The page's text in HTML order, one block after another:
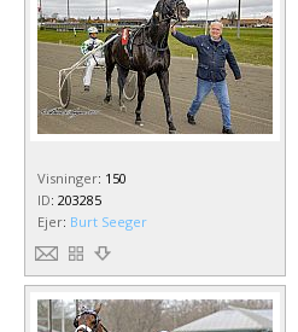
Visninger: 150
ID: 203285
Ejer: Burt Seeger